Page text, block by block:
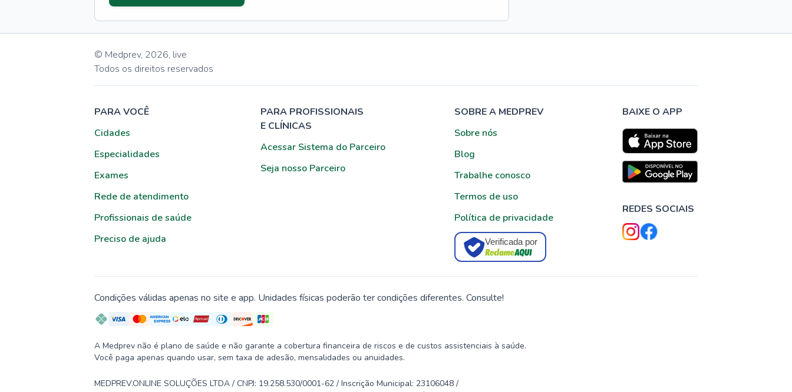
© Medprev, 2026, live
Todos os direitos reservados
PARA VOCÊ
Cidades
Especialidades
Exames
Rede de atendimento
Profissionais de saúde
Preciso de ajuda
PARA PROFISSIONAIS
E CLÍNICAS
Acessar Sistema do Parceiro
Seja nosso Parceiro
SOBRE A MEDPREV
Sobre nós
Blog
Trabalhe conosco
Termos de uso
Política de privacidade
Verificada por
BAIXE O APP
REDES SOCIAIS
Condições válidas apenas no site e app. Unidades físicas poderão ter condições diferentes. Consulte!
A Medprev não é plano de saúde e não garante a cobertura financeira de riscos e de custos assistenciais à saúde.
Você paga apenas quando usar, sem taxa de adesão, mensalidades ou anuidades.
MEDPREV.ONLINE SOLUÇÕES LTDA / CNPJ: 19.258.530/0001-62 / Inscrição Municipal: 23106048 /